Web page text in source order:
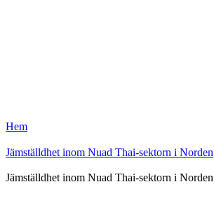
Hem
Jämställdhet inom Nuad Thai-sektorn i Norden
Jämställdhet inom Nuad Thai-sektorn i Norden